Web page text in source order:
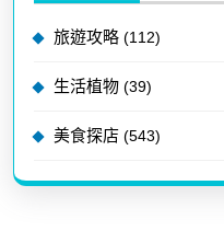
旅遊攻略 (112)
生活植物 (39)
美食探店 (543)